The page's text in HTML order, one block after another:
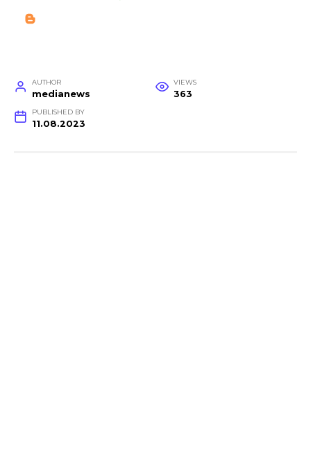
AUTHOR
medianews
VIEWS
363
PUBLISHED BY
11.08.2023